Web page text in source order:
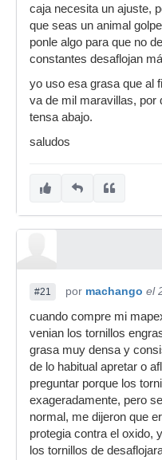
caja necesita un ajuste,
que seas un animal
ponle algo para que no
constantes desaflojan
yo uso esa grasa que al
va de mil maravillas, por
tensa abajo.
saludos
#21 por machango el
cuando compre mi
venian los tornillos
grasa muy densa y
de lo habitual apretar o
preguntar porque los
exageradamente, pero
normal, me dijeron que
protegia contra el oxido,
los tornillos de